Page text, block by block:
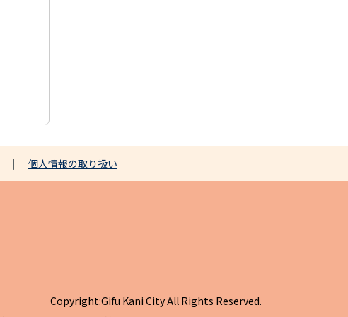
個人情報の取り扱い
Copyright:Gifu Kani City All Rights Reserved.